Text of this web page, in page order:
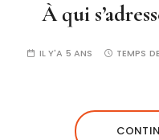
À qui
IL Y'A 5 ANS TEMPS